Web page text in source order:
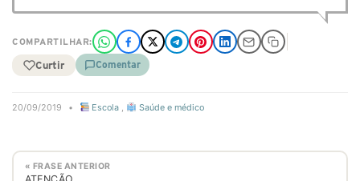
COMPARTILHAR:
Curtir Comentar
20/09/2019 • Escola , Saúde e médico
« FRASE ANTERIOR
ATENÇÃO